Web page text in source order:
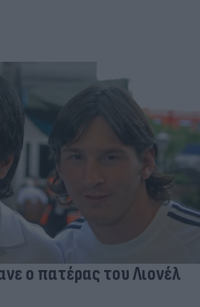
ο πατέρας του Λιονέλ